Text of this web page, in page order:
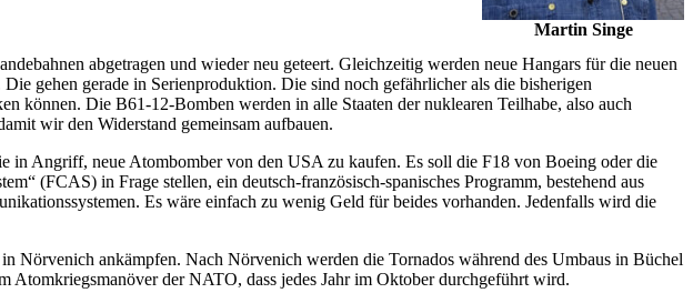
Martin Singe
abgetragen und wieder neu geteert. Gleichzeitig werden neue Hangars für die neuen
gehen gerade in Serienproduktion. Die sind noch gefährlicher als die bisherigen
können. Die B61-12-Bomben werden in alle Staaten der nuklearen Teilhabe, also auch
wir den Widerstand gemeinsam aufbauen.
in Angriff, neue Atombomber von den USA zu kaufen. Es soll die F18 von Boeing oder die
(FCAS) in Frage stellen, ein deutsch-französisch-spanisches Programm, bestehend aus
Es wäre einfach zu wenig Geld für beides vorhanden. Jedenfalls wird die
Nörvenich ankämpfen. Nach Nörvenich werden die Tornados während des Umbaus in Büchel
der NATO, dass jedes Jahr im Oktober durchgeführt wird.